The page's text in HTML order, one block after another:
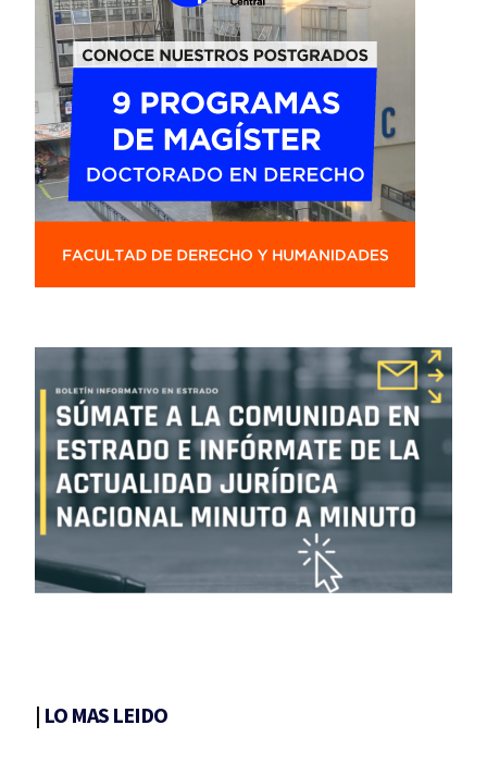
| LO MAS LEIDO